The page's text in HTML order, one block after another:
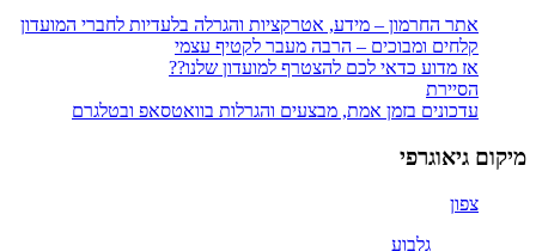
אתר החרמון – מידע, אטרקציות והגרלה בלעדיות לחברי המועדון
קלחים ומבוכים – הרבה מעבר לקטיף עצמי
אז מדוע כדאי לכם להצטרף למועדון שלנו??
הסיירת
עדכונים בזמן אמת, מבצעים והגרלות בוואטסאפ ובטלגרם
מיקום גיאוגרפי
צפון
גלבוע